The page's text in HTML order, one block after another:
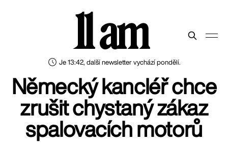
Je 13:42, další newsletter vychází pondělí.
11 am
Německý kancléř chce
zrušit chystaný zákaz
spalovacích motorů